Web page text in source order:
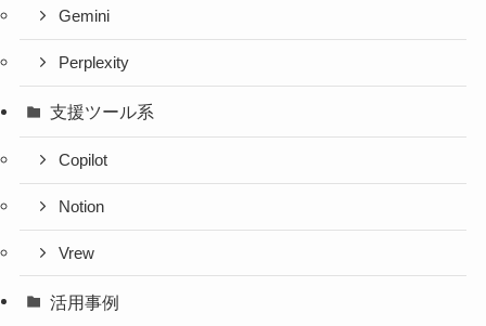
Gemini
Perplexity
支援ツール系
Copilot
Notion
Vrew
活用事例